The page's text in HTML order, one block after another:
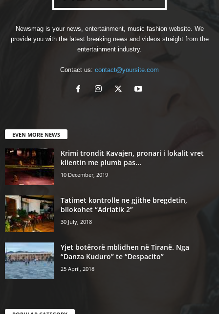
Newsmag is your news, entertainment, music fashion website. We
provide you with the latest breaking news and videos straight from the
entertainment industry.
Contact us: contact@yoursite.com
EVEN MORE NEWS
Krimi trondit Kavajen, pronari i lokalit vret
klientin me plumb pas...
10 December, 2019
Tatimet kontrolle ne gjithe bregdetin,
bllokohet “Adriatik 2”
30 July, 2018
Yjet botërorë mblidhen në Tiranë. Nga
“Danza Kuduro” te “Despacito”
25 April, 2018